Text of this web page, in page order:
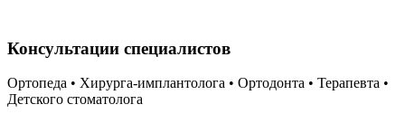
Консультации специалистов
Ортопеда • Хирурга-имплантолога • Ортодонта • Терапевта •
Детского стоматолога